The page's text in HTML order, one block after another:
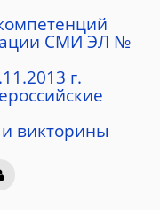
СМИ ЭЛ №
г.
викторины